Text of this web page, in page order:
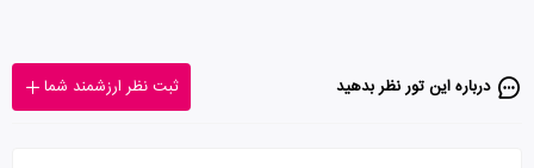
درباره این تور‌ نظر بدهید ثبت نظر ارزشمند شما